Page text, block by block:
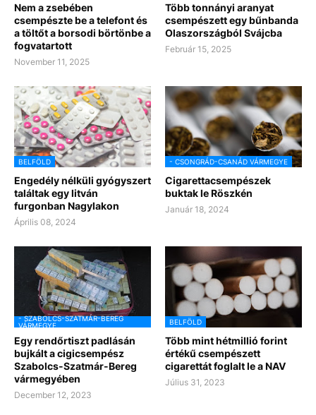
Nem a zsebében
csempészte be a telefont és
a töltőt a borsodi börtönbe a
fogvatartott
November 11, 2025
Több tonnányi aranyat
csempészett egy bűnbanda
Olaszországból Svájcba
Február 15, 2025
BELFÖLD
Engedély nélküli gyógyszert
találtak egy litván
furgonban Nagylakon
Április 08, 2024
- CSONGRÁD-CSANÁD VÁRMEGYE
Cigarettacsempészek
buktak le Röszkén
Január 18, 2024
- SZABOLCS-SZATMÁR-BEREG
VÁRMEGYE
Egy rendőrtiszt padlásán
bujkált a cigicsempész
Szabolcs-Szatmár-Bereg
vármegyében
December 12, 2023
BELFÖLD
Több mint hétmillió forint
értékű csempészett
cigarettát foglalt le a NAV
Július 31, 2023